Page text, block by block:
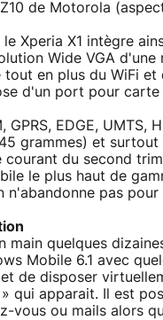
de Motorola
Xperia X1 intègre
Wide VGA
tout en plus du WiFi
d'un port pour
GPRS, EDGE, UMTS,
grammes) et
courant du second
le plus haut de
n'abandonne pas
main quelques
Mobile 6.1 avec
de disposer
qui apparait. Il est
vous ou mails alors